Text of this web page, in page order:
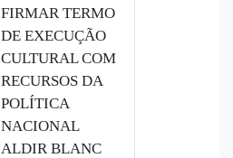
FIRMAR TERMO
DE EXECUÇÃO
CULTURAL COM
RECURSOS DA
POLÍTICA
NACIONAL
ALDIR BLANC